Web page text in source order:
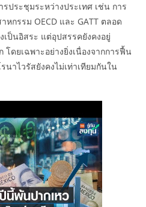
ประชุมระหว่างประเทศ เช่น การ
กรรม OECD และ GATT ตลอด
ป็นอิสระ แต่อุปสรรคยังคงอยู่
โดยเฉพาะอย่างยิ่งเนื่องจากการฟื้น
าไวรัสยังคงไม่เท่าเทียมกันใน